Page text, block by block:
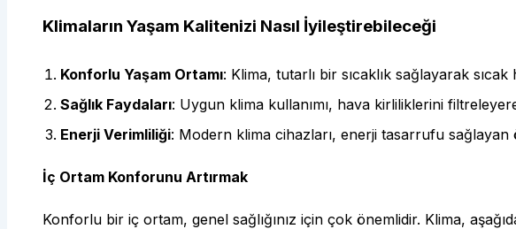
Klimaların Yaşam Kalitenizi Nasıl İyileştirebileceği
Konforlu Yaşam Ortamı: Klima, tutarlı bir sıcaklık sağlayarak
Sağlık Faydaları: Uygun klima kullanımı, hava kirliliklerini
Enerji Verimliliği: Modern klima cihazları, enerji tasarrufu
İç Ortam Konforunu Artırmak
Konforlu bir iç ortam, genel sağlığınız için çok önemlidir. Klima,